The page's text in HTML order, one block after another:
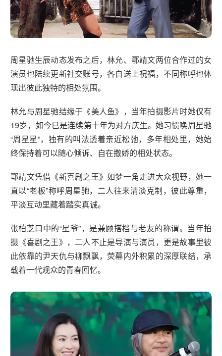
周星驰生辰动态发布之后，林允、鄂靖文两位合作过的女
演员也陆续更新社交账号，各自送上祝福，不同称呼也体
现出彼此独特的相处氛围。
林允与周星驰结缘于《美人鱼》，当年拍摄影片时她仅有
19岁，如今已是连续第十年为对方庆生。她习惯唤周星驰
“周星星”，独有的叫法透着亲近松弛，多年相处里，她始
终保持着可以随心倾诉、自在撒娇的相处状态。
鄂靖文凭借《新喜剧之王》如梦一角走进大众视野，她一
直以“老板”称呼周星驰，二人往来清淡克制，彼此尊重，
平淡互动里藏着踏实真诚。
张柏芝口中的“星爷”，是兼顾搭档与老友的称谓。当年拍
摄《喜剧之王》，二人不止是导演与演员，更是故事里彼
此依靠的尹天仇与柳飘飘，荧幕内外积累的深厚联结，承
载着一代观众的青春回忆。